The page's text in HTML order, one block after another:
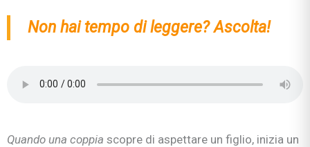
Non hai tempo di leggere? Ascolta!
Quando una coppia scopre di aspettare un figlio, inizia un